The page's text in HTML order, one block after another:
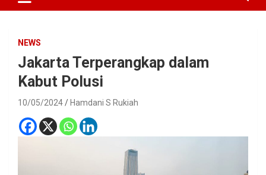
NEWS
Jakarta Terperangkap dalam
Kabut Polusi
10/05/2024 Hamdani S Rukiah